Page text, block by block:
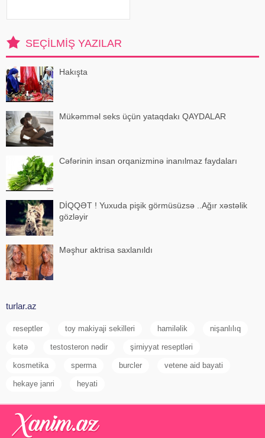
SEÇILMIŞ YAZILAR
Hakışta
Mükəmməl seks üçün yataqdakı QAYDALAR
Cəfərinin insan orqanizminə inanılmaz faydaları
DİQQƏT ! Yuxuda pişik görmüsüzsə ..Ağır xəstəlik
gözləyir
Məşhur aktrisa saxlanıldı
turlar.az
reseptler toy makiyaji sekilleri hamiləlik nişanlılıq
kətə testosteron nədir şirniyyat reseptləri
kosmetika sperma burcler vetene aid bayati
hekaye janri heyati